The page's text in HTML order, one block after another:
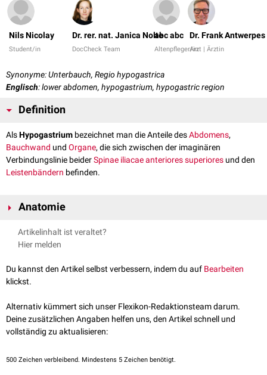
Nils Nicolay
Student/in
Dr. rer. nat. Janica Nolte
DocCheck Team
abc abc
Altenpfleger/in
Dr. Frank Antwerpes
Arzt | Ärztin
Synonyme: Unterbauch, Regio hypogastrica
Englisch: lower abdomen, hypogastrium, hypogastric region
Definition
AlsHypogastrium bezeichnet man die Anteile desAbdomens,
Bauchwand und Organe, die sich zwischen der imaginären
Verbindungslinie beiderSpinae iliacae anteriores superiores und den
Leistenbändern befinden.
Anatomie
Das Hypogastrium kann in eine
Regiones inguinales
Artikelinhalt ist veraltet?
Hier melden
Du kannst den Artikel selbst verbessern, indem du auf Bearbeiten
klickst.
Alternativ kümmert sich unser Flexikon-Redaktionsteam darum.
Deine zusätzlichen Angaben helfen uns, den Artikel schnell und
vollständig zu aktualisieren:
500 Zeichen verbleibend. Mindestens 5 Zeichen benötigt.